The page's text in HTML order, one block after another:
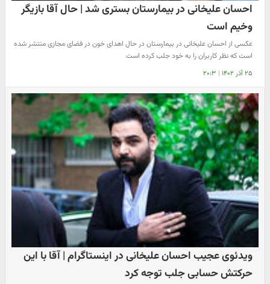
احسان علیخانی در بیمارستان بستری شد | حال آقا بازیگر
وخیم است
عکسی از احسان علیخانی در بیمارستان در حال اهدای خون در فضای مجازی منتشر شده
است که نظر کاربران را به خود جلب کرده است
۲۵ آذر ۱۴۰۲ | ۲۰:۳
ویدئوی عجیب احسان علیخانی در اینستاگرام | آقا با این
حرکتش حسابی جلب توجه کرد